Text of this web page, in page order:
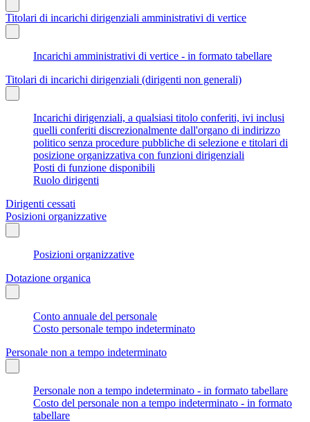
Titolari di incarichi dirigenziali amministrativi di vertice
Incarichi amministrativi di vertice - in formato tabellare
Titolari di incarichi dirigenziali (dirigenti non generali)
Incarichi dirigenziali, a qualsiasi titolo conferiti, ivi inclusi
quelli conferiti discrezionalmente dall'organo di indirizzo
politico senza procedure pubbliche di selezione e titolari di
posizione organizzativa con funzioni dirigenziali
Posti di funzione disponibili
Ruolo dirigenti
Dirigenti cessati
Posizioni organizzative
Posizioni organizzative
Dotazione organica
Conto annuale del personale
Costo personale tempo indeterminato
Personale non a tempo indeterminato
Personale non a tempo indeterminato - in formato tabellare
Costo del personale non a tempo indeterminato - in formato
tabellare